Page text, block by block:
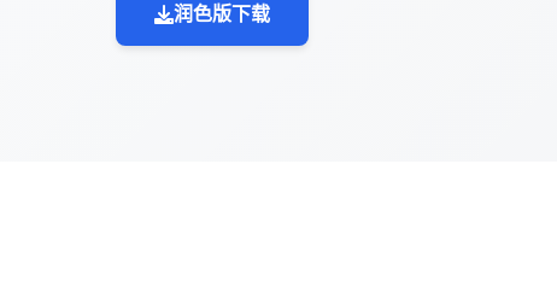
润色版下载